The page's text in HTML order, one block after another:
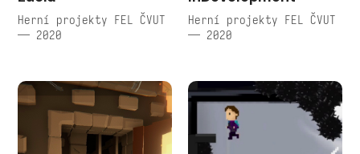
Herní projekty FEL ČVUT
— 2020
Herní projekty FEL ČVUT
— 2020